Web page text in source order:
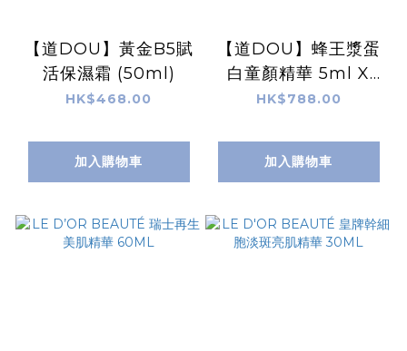
【道DOU】黃金B5賦
活保濕霜 (50ml)
HK$468.00
加入購物車
【道DOU】蜂王漿蛋
白童顏精華 5ml X
5pcs
HK$788.00
加入購物車